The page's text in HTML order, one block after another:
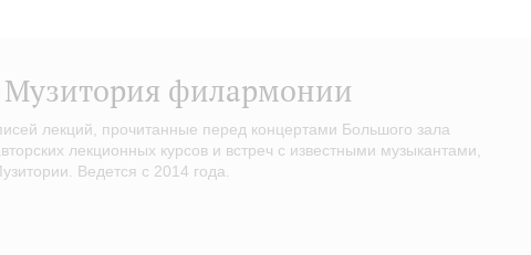
филармонии
лекций, прочитанные перед концертами Большого зала
лекционных курсов и встреч с известными музыкантами,
Ведется с 2014 года.